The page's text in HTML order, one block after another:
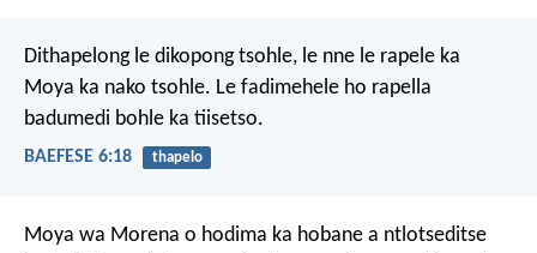
Dithapelong le dikopong tsohle, le nne le rapele ka
Moya ka nako tsohle. Le fadimehele ho rapella
badumedi bohle ka tiisetso.
BAEFESE 6:18 thapelo
Moya wa Morena o hodima ka hobane a ntlotseditse